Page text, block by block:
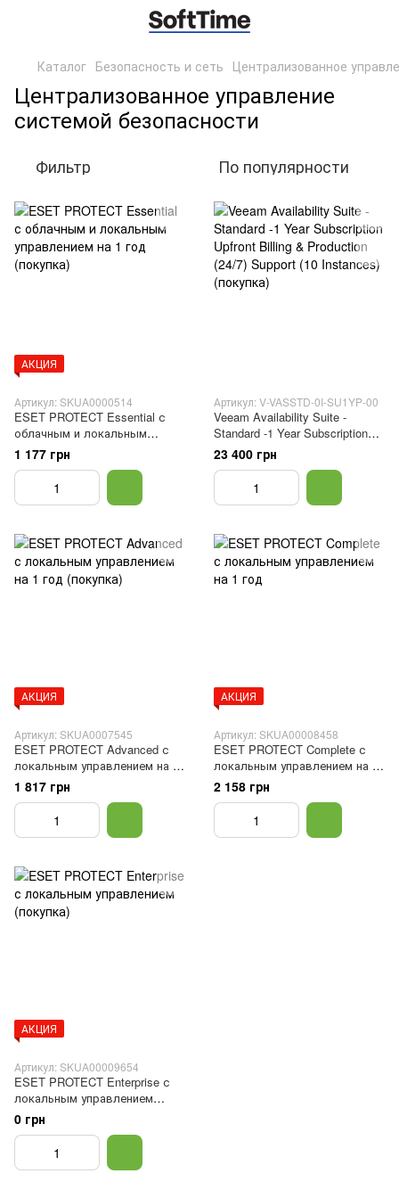
Каталог Безопасность и сеть Централизованное
Централизованное управление
системой безопасности
Фильтр По популярности
АКЦИЯ
Артикул: SKUA0000514
ESET PROTECT Essential с
облачным и локальным
управлением на 1 год
(покупка)
1 177 грн
Артикул: V-VASSTD-0I-SU1YP-00
Veeam Availability Suite -
Standard -1 Year Subscription
Upfront Billing & Production
(24/7) Support (10 Instances)
(покупка)
23 400 грн
АКЦИЯ
Артикул: SKUA0007545
ESET PROTECT Advanced с
локальным управлением на 1
год (покупка)
1 817 грн
АКЦИЯ
Артикул: SKUA00008458
ESET PROTECT Complete с
локальным управлением на 1
год
2 158 грн
АКЦИЯ
Артикул: SKUA00009654
ESET PROTECT Enterprise с
локальным управлением
(покупка)
0 грн